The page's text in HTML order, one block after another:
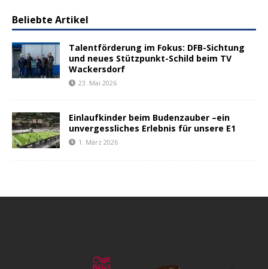
Beliebte Artikel
Talentförderung im Fokus: DFB-Sichtung
und neues Stützpunkt-Schild beim TV
Wackersdorf
23. Mai 2026
Einlaufkinder beim Budenzauber –ein
unvergessliches Erlebnis für unsere E1
1. März 2026